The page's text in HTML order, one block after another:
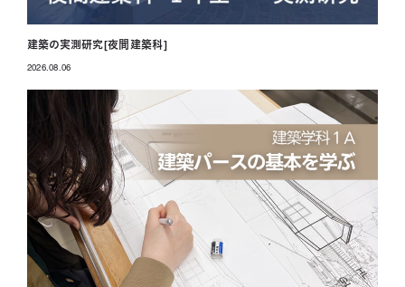
建築の実測研究[夜間建築科]
2026.08.06